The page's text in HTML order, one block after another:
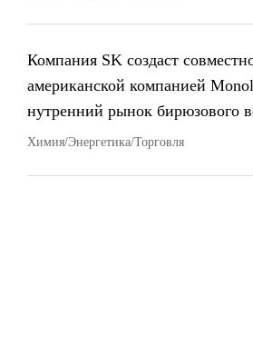
Компания SK создаст
американской компанией
нутренний рынок бирюзового
Химия/Энергетика/Торговля